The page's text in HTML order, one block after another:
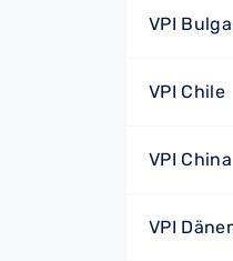
VPI
VPI Chile
VPI China
VPI